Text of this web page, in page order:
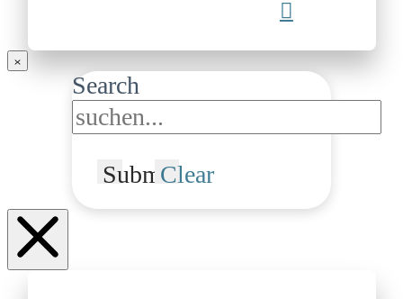
Search
SubmitClear